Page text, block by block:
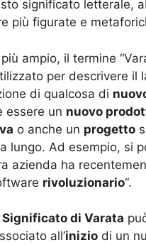
significato letterale,
più figurate e
ampio, il termine
per descrivere il
di qualcosa di
essere un nuovo
o anche un progetto
lungo. Ad esempio, si
azienda ha
rivoluzionario“.
Significato di Varata
all’inizio di un